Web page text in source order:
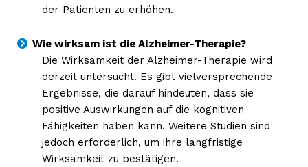
der Patienten zu erhöhen.
Wie wirksam ist die Alzheimer-Therapie?
Die Wirksamkeit der Alzheimer-Therapie wird
derzeit untersucht. Es gibt vielversprechende
Ergebnisse, die darauf hindeuten, dass sie
positive Auswirkungen auf die kognitiven
Fähigkeiten haben kann. Weitere Studien sind
jedoch erforderlich, um ihre langfristige
Wirksamkeit zu bestätigen.